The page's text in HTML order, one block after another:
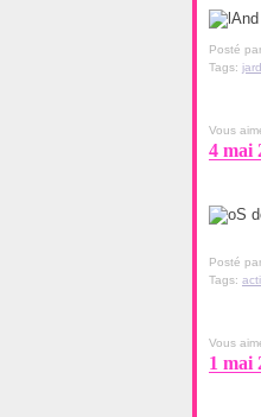
Posté
Tags:
Vous
4 mai
Posté
Tags:
Vous
1 mai